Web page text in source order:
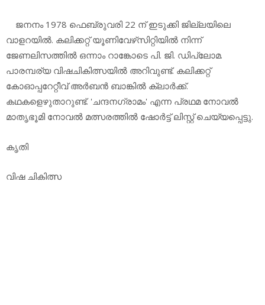
ജനനം 1978 ഫെബ്രുവരി 22 ന് ഇടുക്കി ജില്ലയിലെ
വാളറയില്‍. കലിക്കറ്റ് യൂണിവേഴ്‌സിറ്റിയില്‍ നിന്ന്
ജേണലിസത്തില്‍ ഒന്നാം റാങ്കോടെ പി. ജി. ഡിപ്ലോമ.
പാരമ്പര്യ വിഷചികിത്സയില്‍ അറിവുണ്ട്. കലിക്കറ്റ്
കോഓപ്പറേറ്റീവ് അര്‍ബന്‍ ബാങ്കില്‍ ക്ലാര്‍ക്ക്.
കഥകളെഴുതാറുണ്ട്. 'ചന്ദനഗ്രാമം' എന്ന പ്രഥമ നോവല്‍
മാതൃഭൂമി നോവല്‍ മത്സരത്തില്‍ ഷോര്‍ട്ട് ലിസ്റ്റ് ചെയ്യപ്പെട്ടു.
കൃതി
വിഷ ചികിത്സ